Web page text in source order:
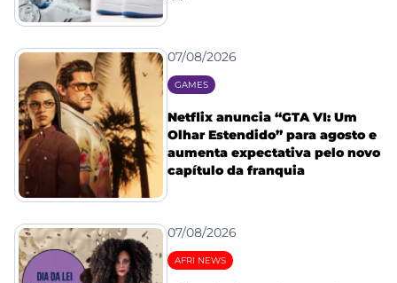
07/08/2026
GAMES
Netflix anuncia “GTA VI: Um
Olhar Estendido” para agosto e
aumenta expectativa pelo novo
capítulo da franquia
07/08/2026
AFRI NEWS